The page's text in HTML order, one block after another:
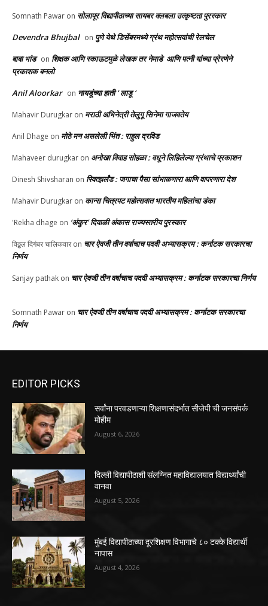
Somnath Pawar on सोलापूर विद्यापीठाच्या सायबर क्लबला उत्कृष्टता पुरस्कार
Devendra Bhujbal on पुणे येथे डिसेंबरमध्ये ग्रंथ महोत्सवांची रेलचेल
बाबा भांड on शिक्षक आणि स्काऊटमुळे लेखक तर नेमाडे आणि पत्नी यांच्या प्रेरणेने
प्रकाशक बनलो
Anil Aloorkar on नायडूंच्या हाती ‘ लाडू ‘
Mahavir Durugkar on मराठी अभिनेत्री तेलुगू सिनेमा गाजवतेय
Anil Dhage on मोठे मन असलेली भिंत : राहुल द्रविड
Mahaveer durugkar on अनोखा विवाह सोहळा : वधूने लिहिलेल्या ग्रंथाचे प्रकाशन
Dinesh Shivsharan on स्वित्झर्लंड : जगाचा पैसा सांभाळणारा आणि वापरणारा देश
Mahavir Durugkar on कान्स चित्रपट महोत्सवात भारतीय महिलांचा डंका
'Rekha dhage on ‘अंकुर’ दिवाळी अंकास राज्यस्तरीय पुरस्कार
विठ्ठल दिगंबर चालिकवारon चार ऐवजी तीन वर्षाचाच पदवी अभ्यासक्रम : कर्नाटक सरकारचा
निर्णय
Sanjay pathak on चार ऐवजी तीन वर्षाचाच पदवी अभ्यासक्रम : कर्नाटक सरकारचा निर्णय
Somnath Pawar on चार ऐवजी तीन वर्षाचाच पदवी अभ्यासक्रम : कर्नाटक सरकारचा
निर्णय
EDITOR PICKS
सर्वांना परवडणाऱ्या शिक्षणासंदर्भात सीजेपी ची जनसंपर्क
मोहीम
August 6, 2026
दिल्ली विद्यापीठाशी संलग्नित महाविद्यालयात विद्यार्थ्यांची
वानवा
August 5, 2026
मुंबई विद्यापीठाच्या दूरशिक्षण विभागाचे ८० टक्के विद्यार्थी
नापास
August 4, 2026